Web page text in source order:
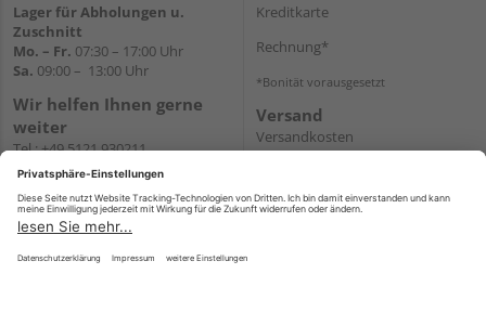
Lager für Abholungen u.
Zuschnitt
Mo. – Fr. 07:30 – 17:00 Uhr
Sa. 09:00 – 13:00 Uhr
Wir helfen Ihnen gerne
weiter
Tel.:+49 5121 930211
E-Mail:holzlandshop@holzland-
Newsletter
Kreditkarte
Rechnung*
*Bonität vorausgesetzt
Versand
Versandkosten